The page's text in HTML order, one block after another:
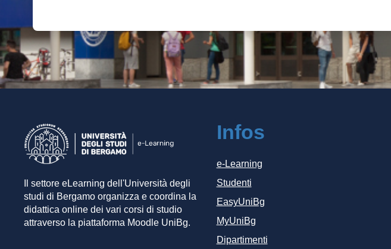
Il settore eLearning dell'Università degli
studi di Bergamo organizza e coordina la
didattica online dei vari corsi di studio
attraverso la piattaforma Moodle UniBg.
Infos
e-Learning
Studenti
EasyUniBg
MyUniBg
Dipartimenti